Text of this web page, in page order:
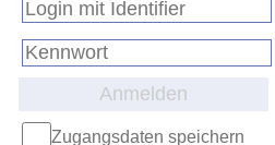
Anmelden
Zugangsdaten speichern